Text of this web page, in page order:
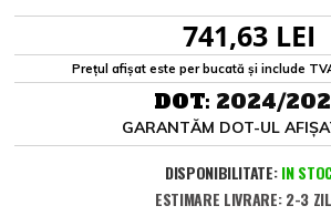
741,63 LEI
Prețul afișat este per bucată și include
DOT: 2024/
GARANTĂM DOT-UL
DISPONIBILITATE: IN
ESTIMARE LIVRARE: 2-3